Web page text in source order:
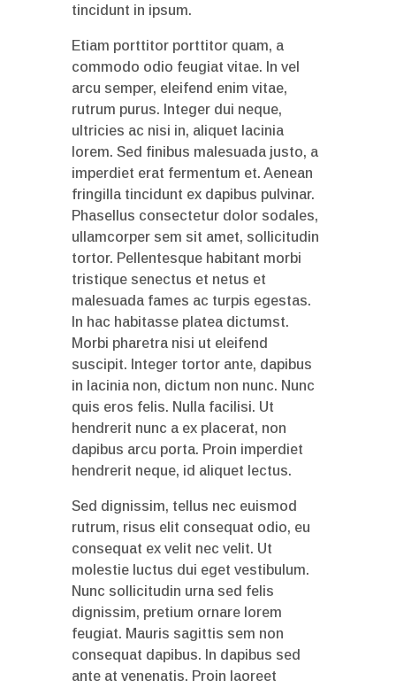
tincidunt in ipsum.
Etiam porttitor porttitor quam, a
commodo odio feugiat vitae. In vel
arcu semper, eleifend enim vitae,
rutrum purus. Integer dui neque,
ultricies ac nisi in, aliquet lacinia
lorem. Sed finibus malesuada justo, a
imperdiet erat fermentum et. Aenean
fringilla tincidunt ex dapibus pulvinar.
Phasellus consectetur dolor sodales,
ullamcorper sem sit amet, sollicitudin
tortor. Pellentesque habitant morbi
tristique senectus et netus et
malesuada fames ac turpis egestas.
In hac habitasse platea dictumst.
Morbi pharetra nisi ut eleifend
suscipit. Integer tortor ante, dapibus
in lacinia non, dictum non nunc. Nunc
quis eros felis. Nulla facilisi. Ut
hendrerit nunc a ex placerat, non
dapibus arcu porta. Proin imperdiet
hendrerit neque, id aliquet lectus.
Sed dignissim, tellus nec euismod
rutrum, risus elit consequat odio, eu
consequat ex velit nec velit. Ut
molestie luctus dui eget vestibulum.
Nunc sollicitudin urna sed felis
dignissim, pretium ornare lorem
feugiat. Mauris sagittis sem non
consequat dapibus. In dapibus sed
ante at venenatis. Proin laoreet